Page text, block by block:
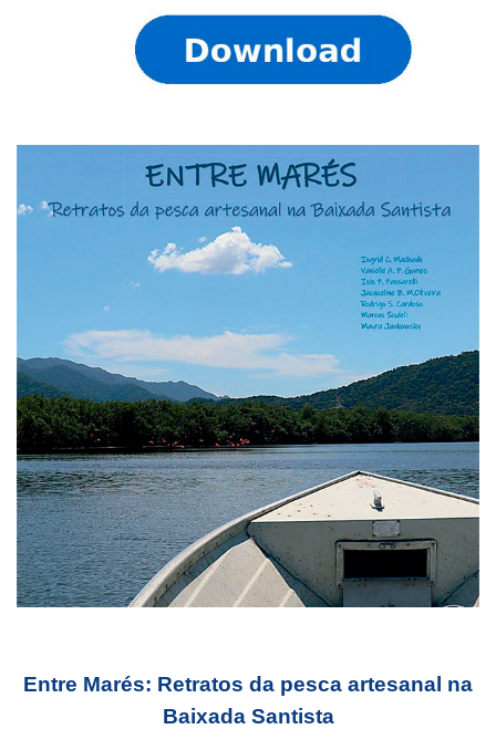
Entre Marés: Retratos da pesca artesanal na
Baixada Santista